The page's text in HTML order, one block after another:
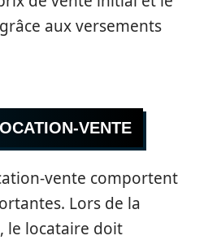
aux versements
VENTE
vente comportent
Lors de la
le locataire doit